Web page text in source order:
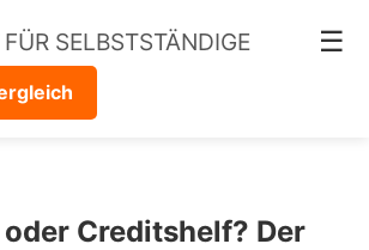
FÜR SELBSTSTÄNDIGE ☰
Creditshelf? Der